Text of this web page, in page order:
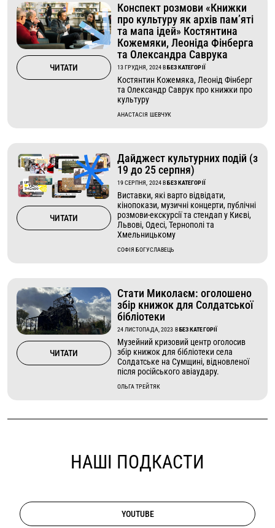
ЧИТАТИ
Конспект розмови «Книжки
про культуру як архів памʼяті
та мапа ідей» Костянтина
Кожемяки, Леоніда Фінберга
та Олександра Саврука
13 ГРУДНЯ, 2024ВБЕЗ КАТЕГОРІЇ
Костянтин Кожемяка, Леонід Фінберг
та Олександр Саврук про книжки про
культуру
АНАСТАСІЯ ШЕВЧУК
ЧИТАТИ
Дайджест культурних подій (з
19 до 25 серпня)
19 СЕРПНЯ, 2024ВБЕЗ КАТЕГОРІЇ
Виставки, які варто відвідати,
кінопокази, музичні концерти, публічні
розмови-екскурсії та стендап у Києві,
Львові, Одесі, Тернополі та
Хмельницькому
СОФІЯ БОГУСЛАВЕЦЬ
ЧИТАТИ
Стати Миколаєм: оголошено
збір книжок для Солдатської
бібліотеки
24 ЛИСТОПАДА, 2023 ВБЕЗ КАТЕГОРІЇ
Музейний кризовий центр оголосив
збір книжок для бібліотеки села
Солдатське на Сумщині, відновленої
після російського авіаудару.
ОЛЬГА ТРЕЙТЯК
НАШІ ПОДКАСТИ
YOUTUBE